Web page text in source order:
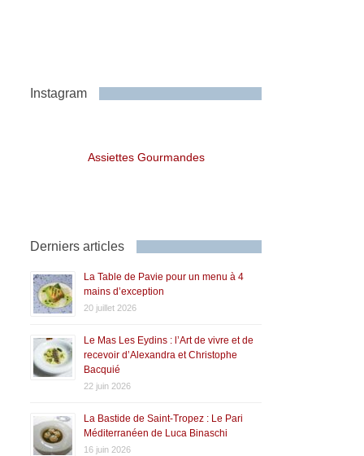
Instagram
Assiettes Gourmandes
Derniers articles
La Table de Pavie pour un menu à 4
mains d’exception
20 juillet 2026
Le Mas Les Eydins : l’Art de vivre et de
recevoir d’Alexandra et Christophe
Bacquié
22 juin 2026
La Bastide de Saint-Tropez : Le Pari
Méditerranéen de Luca Binaschi
16 juin 2026